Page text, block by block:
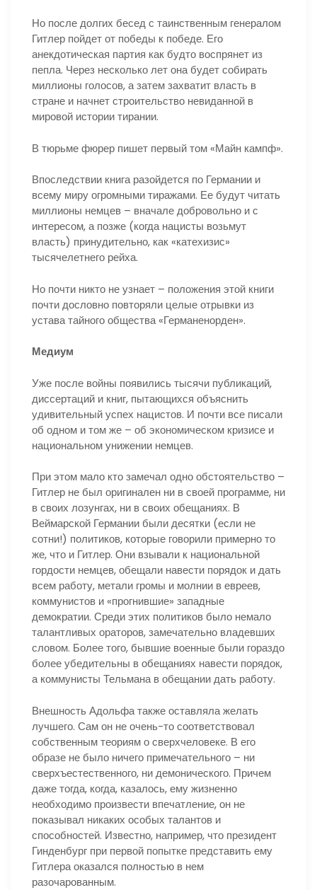
Но после долгих бесед с таинственным генералом
Гитлер пойдет от победы к победе. Его
анекдотическая партия как будто воспрянет из
пепла. Через несколько лет она будет собирать
миллионы голосов, а затем захватит власть в
стране и начнет строительство невиданной в
мировой истории тирании.
В тюрьме фюрер пишет первый том «Майн кампф».
Впоследствии книга разойдется по Германии и
всему миру огромными тиражами. Ее будут читать
миллионы немцев – вначале добровольно и с
интересом, а позже (когда нацисты возьмут
власть) принудительно, как «катехизис»
тысячелетнего рейха.
Но почти никто не узнает – положения этой книги
почти дословно повторяли целые отрывки из
устава тайного общества «Германенорден».
Медиум
Уже после войны появились тысячи публикаций,
диссертаций и книг, пытающихся объяснить
удивительный успех нацистов. И почти все писали
об одном и том же – об экономическом кризисе и
национальном унижении немцев.
При этом мало кто замечал одно обстоятельство –
Гитлер не был оригинален ни в своей программе, ни
в своих лозунгах, ни в своих обещаниях. В
Веймарской Германии были десятки (если не
сотни!) политиков, которые говорили примерно то
же, что и Гитлер. Они взывали к национальной
гордости немцев, обещали навести порядок и дать
всем работу, метали громы и молнии в евреев,
коммунистов и «прогнившие» западные
демократии. Среди этих политиков было немало
талантливых ораторов, замечательно владевших
словом. Более того, бывшие военные были гораздо
более убедительны в обещаниях навести порядок,
а коммунисты Тельмана в обещании дать работу.
Внешность Адольфа также оставляла желать
лучшего. Сам он не очень-то соответствовал
собственным теориям о сверхчеловеке. В его
образе не было ничего примечательного – ни
сверхъестественного, ни демонического. Причем
даже тогда, когда, казалось, ему жизненно
необходимо произвести впечатление, он не
показывал никаких особых талантов и
способностей. Известно, например, что президент
Гинденбург при первой попытке представить ему
Гитлера оказался полностью в нем
разочарованным.